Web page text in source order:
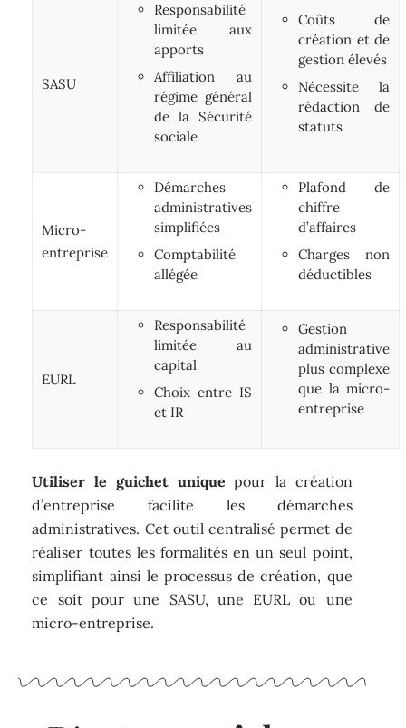
SASU
Responsabilité
limitée aux
apports
Affiliation au
régime général
de la Sécurité
sociale
Coûts de
création et de
gestion élevés
Nécessite la
rédaction de
statuts
Micro-
entreprise
Démarches
administratives
simplifiées
Comptabilité
allégée
Plafond de
chiffre
d’affaires
Charges non
déductibles
EURL
Responsabilité
limitée au
capital
Choix entre IS
et IR
Gestion
administrative
plus complexe
que la micro-
entreprise
Utiliser le guichet unique pour la création
d’entreprise facilite les démarches
administratives. Cet outil centralisé permet de
réaliser toutes les formalités en un seul point,
simplifiant ainsi le processus de création, que
ce soit pour une SASU, une EURL ou une
micro-entreprise.